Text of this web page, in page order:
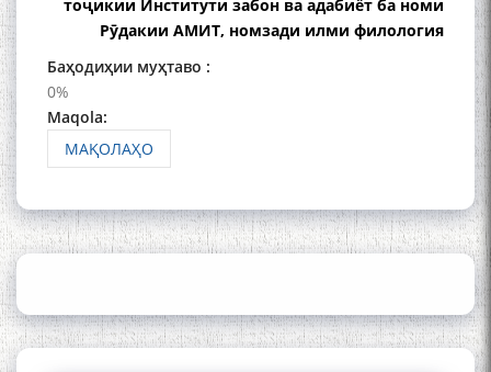
тоҷикии Институти забон ва адабиёт ба номи
Рӯдакии АМИТ, номзади илми филология
Баҳодиҳии муҳтаво :
0%
Maqola:
МАҚОЛАҲО
мезанад
АЗ ҶОНИБИ ОЛИМОНИ
АКАДЕМИЯИ МИЛЛИИ